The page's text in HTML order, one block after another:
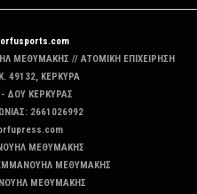
ΜΕΘΥΜΑΚΗΣ // ΑΤΟΜΙΚΗ ΕΠΙΧΕΙΡΗΣΗ
49132, ΚΕΡΚΥΡΑ
ΔΟΥ ΚΕΡΚΥΡΑΣ
2661026992
ΜΕΘΥΜΑΚΗΣ
ΜΕΘΥΜΑΚΗΣ
ΜΕΘΥΜΑΚΗΣ